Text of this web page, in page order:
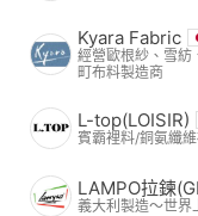
Kyara Fabric
經營歐根紗、雪紡
町布料製造商
L-top(LOISIR)
賓霸裡料/銅氨纖
LAMPO拉鍊
義大利製造～世界